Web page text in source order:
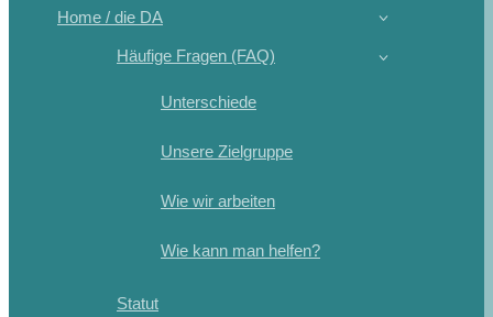
Home / die DA
Häufige Fragen (FAQ)
Unterschiede
Unsere Zielgruppe
Wie wir arbeiten
Wie kann man helfen?
Statut